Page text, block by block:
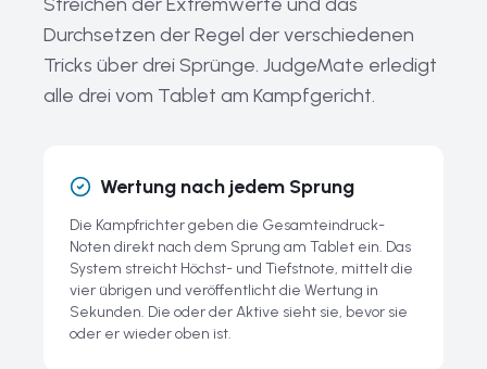
Geschichte und Entwicklung von Big-Air-Ski
Häufige Fragen zu Big-Air-Ski
Durchsetzen der Regel der verschiedenen
Tricks über drei Sprünge. JudgeMate erledigt
alle drei vom Tablet am Kampfgericht.
Wertung nach jedem Sprung
Die Kampfrichter geben die Gesamteindruck-
Noten direkt nach dem Sprung am Tablet ein. Das
System streicht Höchst- und Tiefstnote, mittelt die
vier übrigen und veröffentlicht die Wertung in
Sekunden. Die oder der Aktive sieht sie, bevor sie
oder er wieder oben ist.